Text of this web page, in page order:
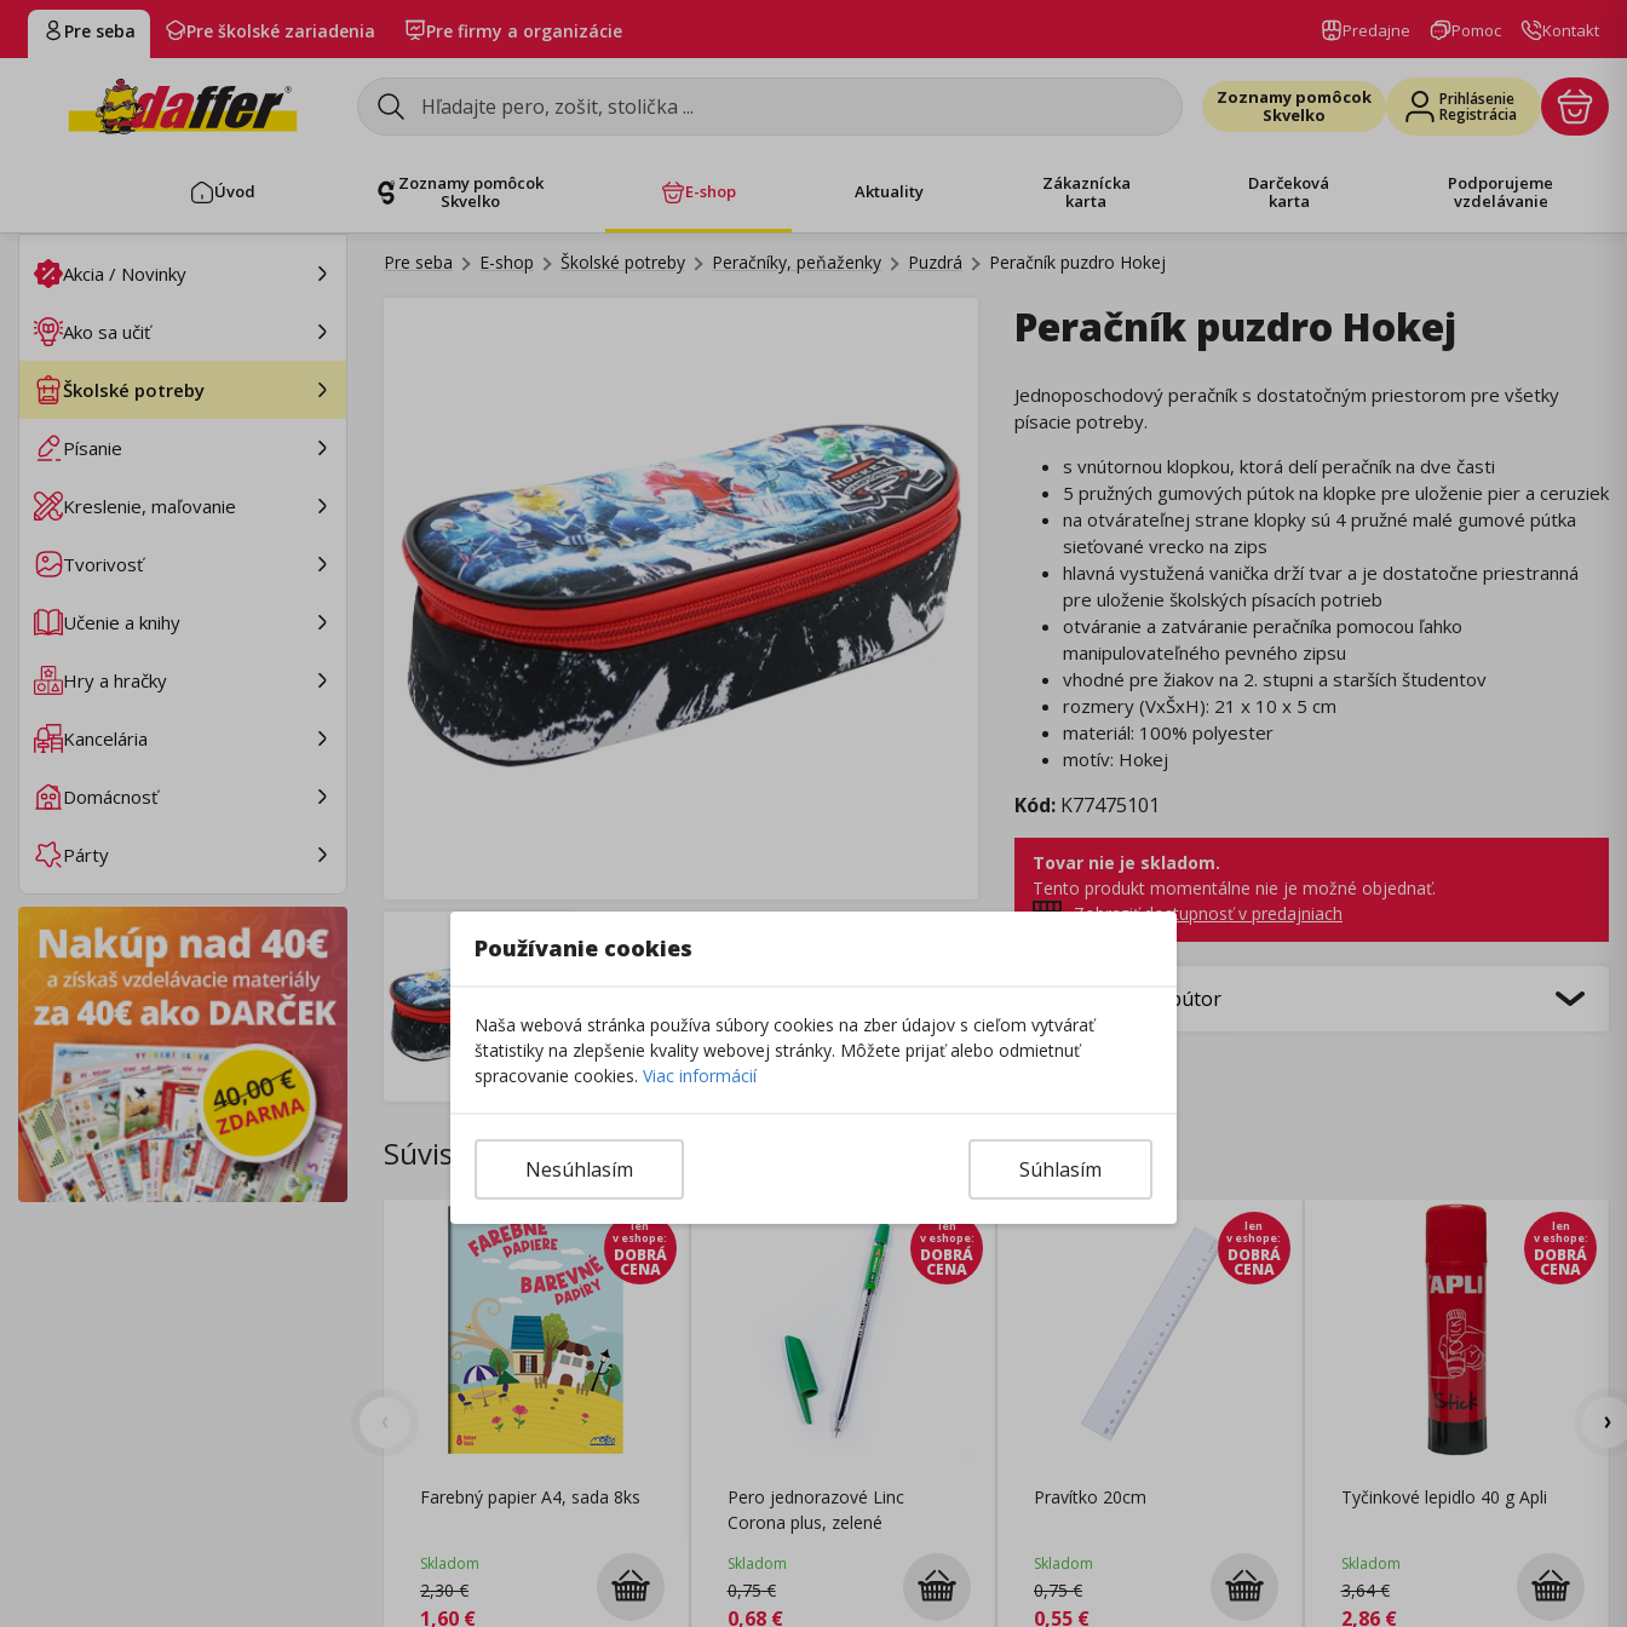
Pre seba Pre školské zariadenia Pre firmy a organizácie Predajne Pomoc Kontakt
Zoznamy pomôcok
Skvelko
Prihlásenie
Registrácia
Úvod
Zoznamy pomôcok
Skvelko
E-shop Aktuality
Zákaznícka
karta
Darčeková
karta
Podporujeme
vzdelávanie
Akcia / Novinky
Ako sa učiť
Školské potreby
Písanie
Kreslenie, maľovanie
Tvorivosť
Učenie a knihy
Hry a hračky
Kancelária
Domácnosť
Párty
Pre seba E-shop Školské potreby Peračníky, peňaženky Puzdrá Peračník puzdro Hokej
Peračník puzdro Hokej
Jednoposchodový peračník s dostatočným priestorom pre všetky
písacie potreby.
s vnútornou klopkou, ktorá delí peračník na dve časti
5 pružných gumových pútok na klopke pre uloženie pier a ceruziek
na otvárateľnej strane klopky sú 4 pružné malé gumové pútka
sieťované vrecko na zips
hlavná vystužená vanička drží tvar a je dostatočne priestranná
pre uloženie školských písacích potrieb
otváranie a zatváranie peračníka pomocou ľahko
manipulovateľného pevného zipsu
vhodné pre žiakov na 2. stupni a starších študentov
rozmery (VxŠxH): 21 x 10 x 5 cm
materiál: 100% polyester
motív: Hokej
Kód: K77475101
Tovar nie je skladom.
Tento produkt momentálne nie je možné objednať.
Zobraziť dostupnosť v predajniach
Výrobca/Distribútor
Súvisiace produkty
len
v eshope:
DOBRÁ
CENA
Farebný papier A4, sada 8ks
Skladom
2,30€
1,60 €
len
v eshope:
DOBRÁ
CENA
Pero jednorazové Linc
Corona plus, zelené
Skladom
0,75€
0,68€
len
v eshope:
DOBRÁ
CENA
Pravítko 20cm
Skladom
0,75€
0,55 €
len
v eshope:
DOBRÁ
CENA
Tyčinkové lepidlo 40 g Apli
Skladom
3,64€
2,86€
Používanie cookies
Naša webová stránka používa súbory cookies na zber údajov s cieľom vytvárať
štatistiky na zlepšenie kvality webovej stránky. Môžete prijať alebo odmietnuť
spracovanie cookies. Viac informácií
Súhlasím
Nesúhlasím